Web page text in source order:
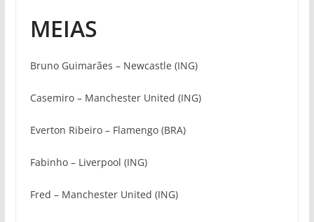
MEIAS
Bruno Guimarães – Newcastle (ING)
Casemiro – Manchester United (ING)
Everton Ribeiro – Flamengo (BRA)
Fabinho – Liverpool (ING)
Fred – Manchester United (ING)